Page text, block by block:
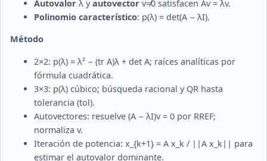
Autovalor λ yautovector v≠0 satisfacen Av = λv.
Polinomio característico: p(λ) = det(A − λI).
Método
2×2: p(λ) = λ² − (tr A)λ + det A; raíces analíticas por
fórmula cuadrática.
3×3: p(λ) cúbico; búsqueda racional y QR hasta
tolerancia (tol).
Autovectores: resuelve (A − λI)v = 0 por RREF;
normaliza v.
Iteración de potencia: x_{k+1} = A x_k / ||A x_k|| para
estimar el autovalor dominante.